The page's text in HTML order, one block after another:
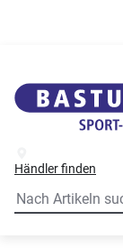
Händler finden